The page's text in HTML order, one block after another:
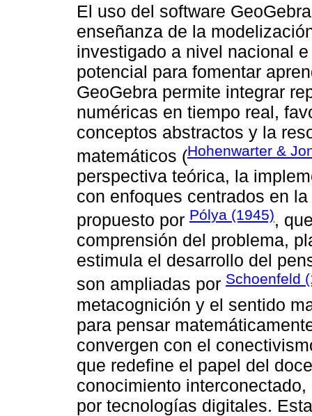
El uso del software
enseñanza de la
investigado a nivel nacional
potencial para fomentar
GeoGebra permite integrar
numéricas en tiempo real,
conceptos abstractos y la
matemáticos (Hohenwarter &
perspectiva teórica, la
con enfoques centrados en
propuesto por Pólya (1945),
comprensión del problema,
estimula el desarrollo del
son ampliadas por Schoenfeld
metacognición y el sentido
para pensar
convergen con el
que redefine el papel del
conocimiento
por tecnologías digitales.